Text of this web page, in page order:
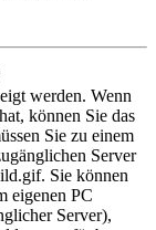
werden. Wenn
können Sie das
Sie zu einem
Server
Sie können
eigenen PC
Server),